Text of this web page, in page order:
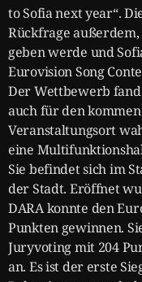
to Sofia next year“.
Rückfrage außerdem,
geben werde und
Eurovision Song
Der Wettbewerb
auch für den
Veranstaltungsort
eine
Sie befindet sich im
der Stadt. Eröffnet
DARA konnte den
Punkten gewinnen.
Juryvoting mit 204
an. Es ist der erste